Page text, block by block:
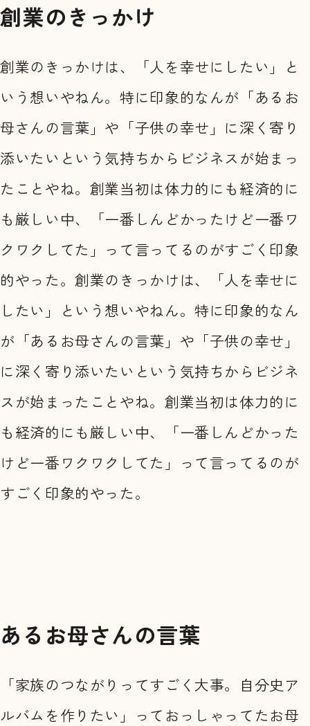
創業のきっかけ
創業のきっかけは、「人を幸せにしたい」と
いう想いやねん。特に印象的なんが「あるお
母さんの言葉」や「子供の幸せ」に深く寄り
添いたいという気持ちからビジネスが始まっ
たことやね。創業当初は体力的にも経済的に
も厳しい中、「一番しんどかったけど一番ワ
クワクしてた」って言ってるのがすごく印象
的やった。創業のきっかけは、「人を幸せに
したい」という想いやねん。特に印象的なん
が「あるお母さんの言葉」や「子供の幸せ」
に深く寄り添いたいという気持ちからビジネ
スが始まったことやね。創業当初は体力的に
も経済的にも厳しい中、「一番しんどかった
けど一番ワクワクしてた」って言ってるのが
すごく印象的やった。
あるお母さんの言葉
「家族のつながりってすごく大事。自分史ア
ルバムを作りたい」っておっしゃってたお母